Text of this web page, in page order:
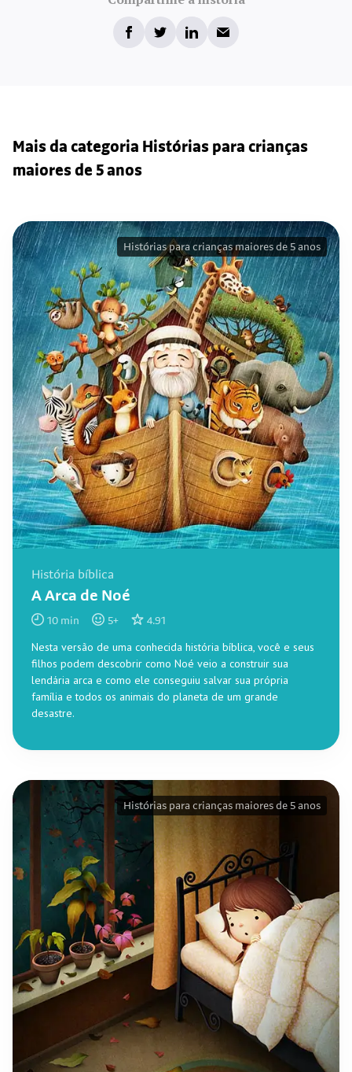
Mais da categoria Histórias para crianças
maiores de 5 anos
História bíblica
A Arca de Noé
10 min 5+ 4.91
Nesta versão de uma conhecida história bíblica, você e seus
filhos podem descobrir como Noé veio a construir sua
lendária arca e como ele conseguiu salvar sua própria
família e todos os animais do planeta de um grande
desastre.
Histórias para crianças maiores de 5 anos
Histórias para crianças maiores de 5 anos